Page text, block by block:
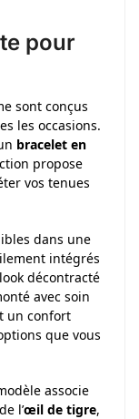
pour
sont conçus
les occasions.
bracelet en
propose
vos tenues
dans une
intégrés
décontracté
avec soin
un confort
que vous
associe
l’œil de tigre,